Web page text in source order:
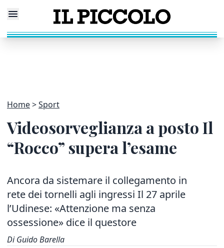
Home Sport
Videosorveglianza a posto Il
“Rocco” supera l’esame
Ancora da sistemare il collegamento in
rete dei tornelli agli ingressi Il 27 aprile
l’Udinese: «Attenzione ma senza
ossessione» dice il questore
Di Guido Barella